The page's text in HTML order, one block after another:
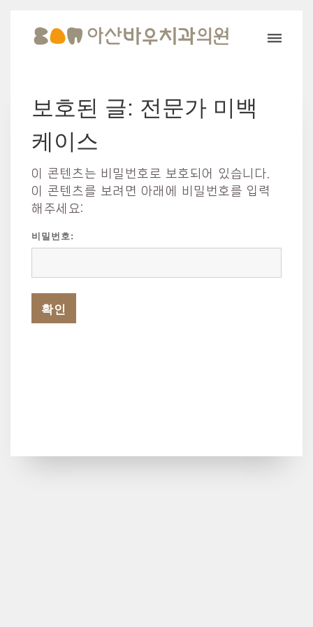
보호된 글: 전문가 미백
케이스
이 콘텐츠는 비밀번호로 보호되어 있습니다.
이 콘텐츠를 보려면 아래에 비밀번호를 입력
해주세요:
비밀번호: